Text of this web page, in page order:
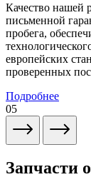
Качество нашей
письменной
пробега,
европейских
проверенных
Подробнее
05
Запчасти